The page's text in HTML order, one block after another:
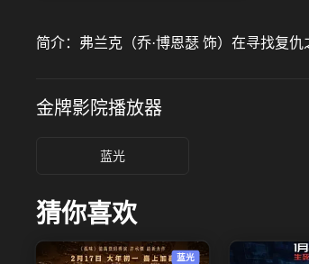
简介： 弗兰克（乔·博恩瑟 饰）在寻找复
金牌影院播放器
蓝光
猜你喜欢
蓝光